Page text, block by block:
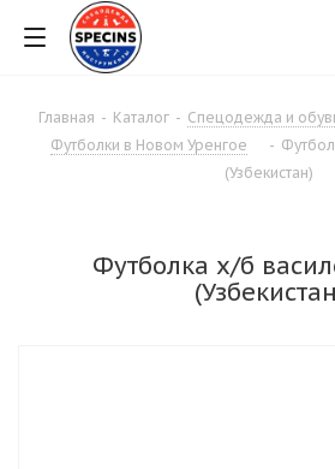
Главная - Каталог - Спецодежда и
Футболки в Новом Уренгое
-
(Узбекистан)
Футболка х/б